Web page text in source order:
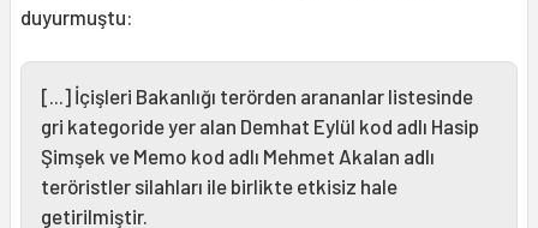
duyurmuştu:
[...] İçişleri Bakanlığı terörden arananlar listesinde
gri kategoride yer alan Demhat Eylül kod adlı Hasip
Şimşek ve Memo kod adlı Mehmet Akalan adlı
teröristler silahları ile birlikte etkisiz hale
getirilmiştir.